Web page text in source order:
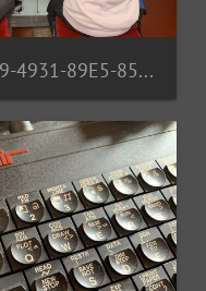
CC032C20-4FE9-4931-89E5-85C4F4268E35